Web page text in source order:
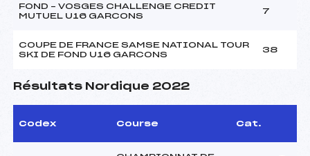
FOND – VOSGES CHALLENGE CREDIT
MUTUEL U16 GARCONS
7
COUPE DE FRANCE SAMSE NATIONAL TOUR
SKI DE FOND U16 GARCONS
38
Résultats Nordique 2022
Codex Course Cat.